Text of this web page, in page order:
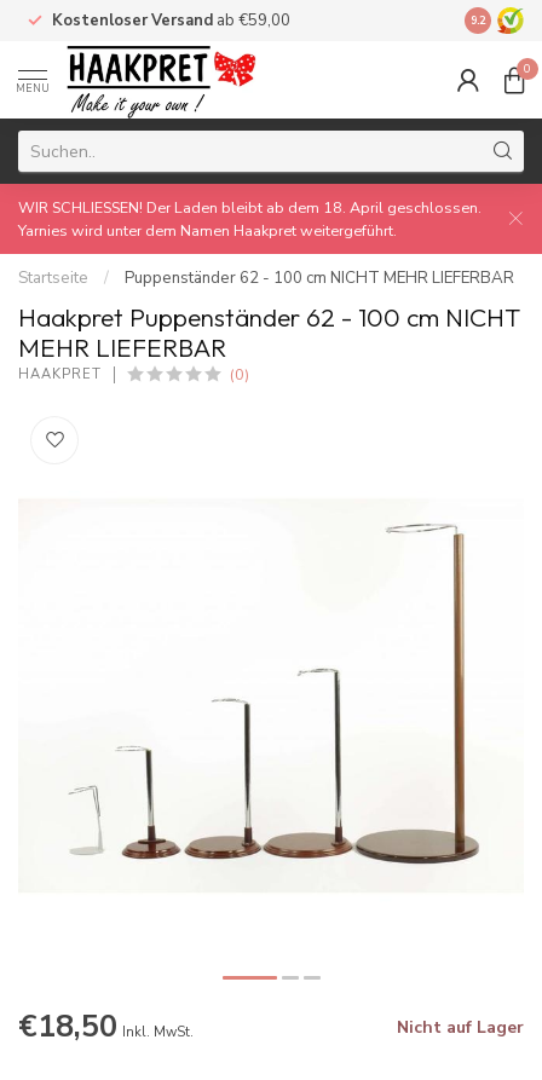
Kostenloser Versand ab €59,00 Made by
9.2
MENU
0
WIR SCHLIESSEN! Der Laden bleibt ab dem 18. April geschlossen.
Yarnies wird unter dem Namen Haakpret weitergeführt.
Startseite / Puppenständer 62 - 100 cm NICHT MEHR LIEFERBAR
Haakpret Puppenständer 62 - 100 cm NICHT
MEHR LIEFERBAR
HAAKPRET (0)
€18,50 Inkl. MwSt. Nicht auf Lager